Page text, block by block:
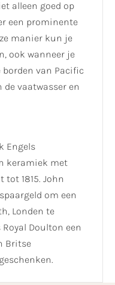
alleen goed op
een prominente
manier kun je
ook wanneer je
van Pacific
vaatwasser en
Engels
keramiek met
1815. John
om een
Londen te
Doulton een
Britse